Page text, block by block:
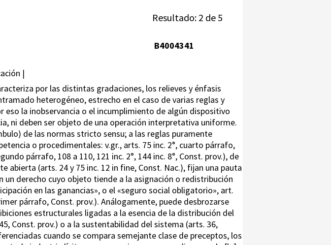
Resultado: 2 de 5
B4004341
|
por las distintas gradaciones, los relieves y énfasis
heterogéneo, estrecho en el caso de varias reglas y
eso la inobservancia o el incumplimiento de algún dispositivo
ni deben ser objeto de una operación interpretativa uniforme.
de las normas stricto sensu; a las reglas puramente
o procedimentales: v.gr., arts. 75 inc. 2°, cuarto párrafo,
párrafo, 108 a 110, 121 inc. 2°, 144 inc. 8°, Const. prov.), de
(arts. 24 y 75 inc. 12 in fine, Const. Nac.), fijan una pauta
un derecho cuyo objeto tiende a la asignación o redistribución
en las ganancias», o el «seguro social obligatorio», art.
párrafo, Const. prov.). Análogamente, puede desbrozarse
estructurales ligadas a la esencia de la distribución del
Const. prov.) o a la sustentabilidad del sistema (arts. 36,
cuando se compara semejante clase de preceptos, los